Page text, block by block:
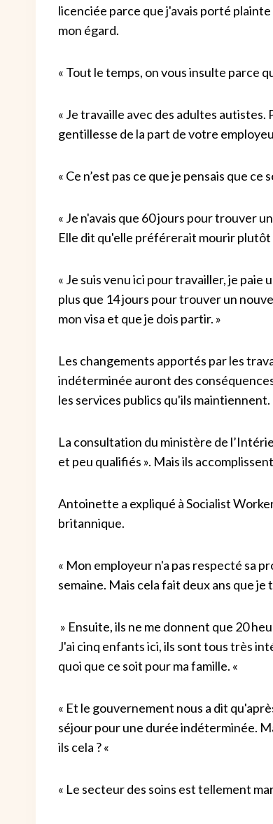
licenciée parce que j'avais porté
mon égard.
« Tout le temps, on vous insulte parce
« Je travaille avec des adultes
gentillesse de la part de votre
« Ce n’est pas ce que je pensais que ce
« Je n'avais que 60 jours pour trouver
Elle dit qu'elle préférerait mourir plutôt
« Je suis venu ici pour travailler, je paie
plus que 14 jours pour trouver un
mon visa et que je dois partir. »
Les changements apportés par les
indéterminée auront des
les services publics qu'ils maintiennent.
La consultation du ministère de
et peu qualifiés ». Mais ils
Antoinette a expliqué à Socialist
britannique.
« Mon employeur n'a pas respecté sa
semaine. Mais cela fait deux ans que je
» Ensuite, ils ne me donnent que 20
J'ai cinq enfants ici, ils sont tous très
quoi que ce soit pour ma famille. «
« Et le gouvernement nous a dit
séjour pour une durée indéterminée.
ils cela ? «
« Le secteur des soins est tellement